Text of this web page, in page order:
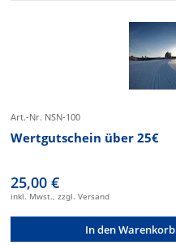
Art.-Nr. NSN-100
Wertgutschein über 25€
25,00 €
inkl. Mwst., zzgl. Versand
In den Warenkorb